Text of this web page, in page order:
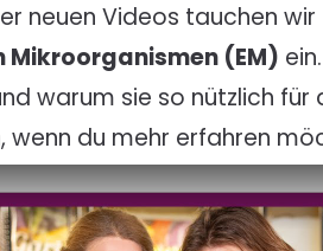
neuen Videos tauchen
(EM)
warum sie so nützlich für
wenn du mehr erfahren